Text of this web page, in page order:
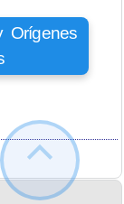
Orígenes